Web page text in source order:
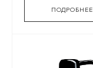
ПОДРОБНЕЕ